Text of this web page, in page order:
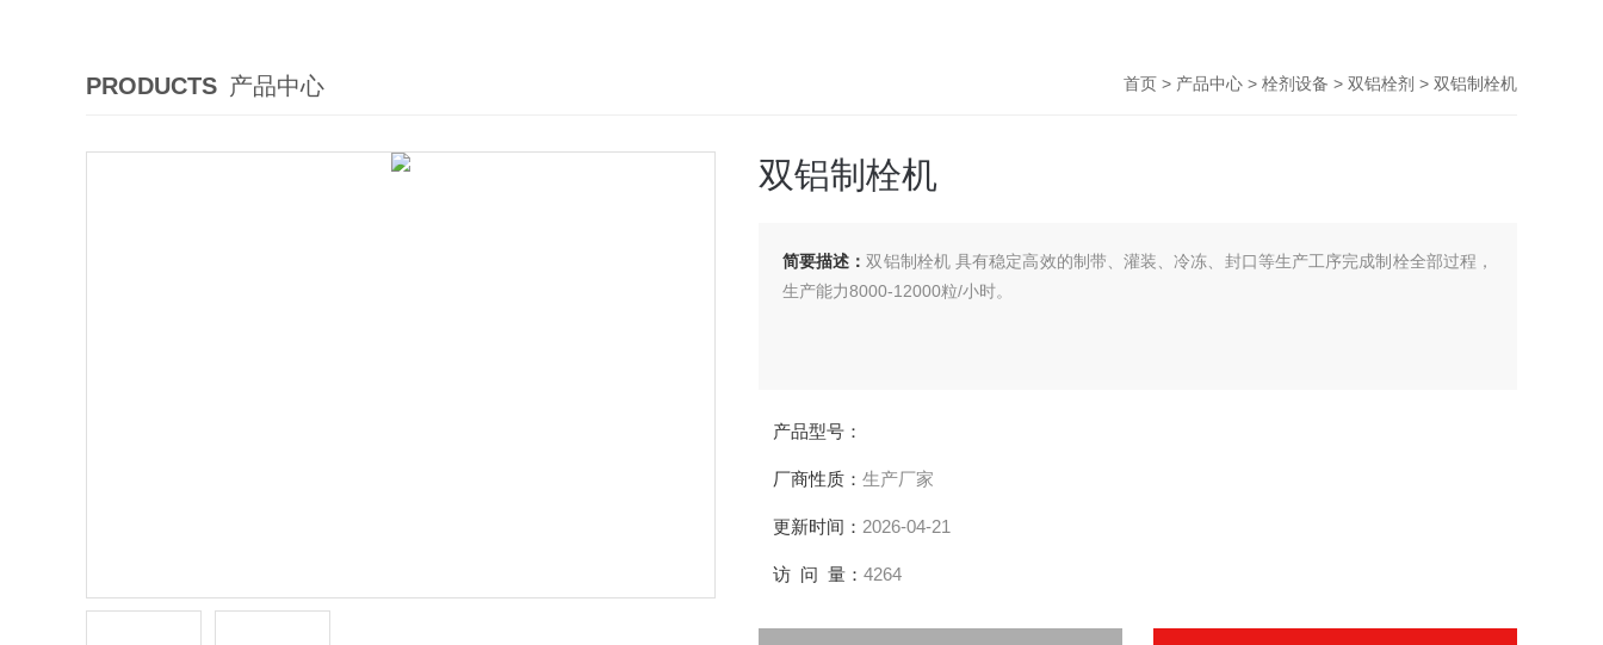
PRODUCTS 产品中心 首页 > 产品中心 > 栓剂设备 > 双铝栓剂 > 双铝制栓机
双铝制栓机
简要描述：双铝制栓机 具有稳定高效的制带、灌装、冷冻、封口等生产工序完成制栓全部过程，
生产能力8000-12000粒/小时。
产品型号：
厂商性质： 生产厂家
更新时间： 2026-04-21
访 问 量： 4264